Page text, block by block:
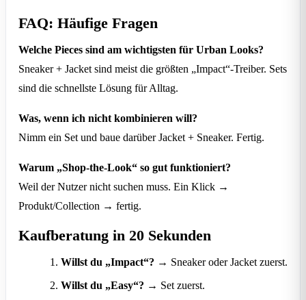
FAQ: Häufige Fragen
Welche Pieces sind am wichtigsten für Urban Looks?
Sneaker + Jacket sind meist die größten „Impact“-Treiber. Sets
sind die schnellste Lösung für Alltag.
Was, wenn ich nicht kombinieren will?
Nimm ein Set und baue darüber Jacket + Sneaker. Fertig.
Warum „Shop-the-Look“ so gut funktioniert?
Weil der Nutzer nicht suchen muss. Ein Klick →
Produkt/Collection → fertig.
Kaufberatung in 20 Sekunden
Willst du „Impact“? → Sneaker oder Jacket zuerst.
Willst du „Easy“? → Set zuerst.